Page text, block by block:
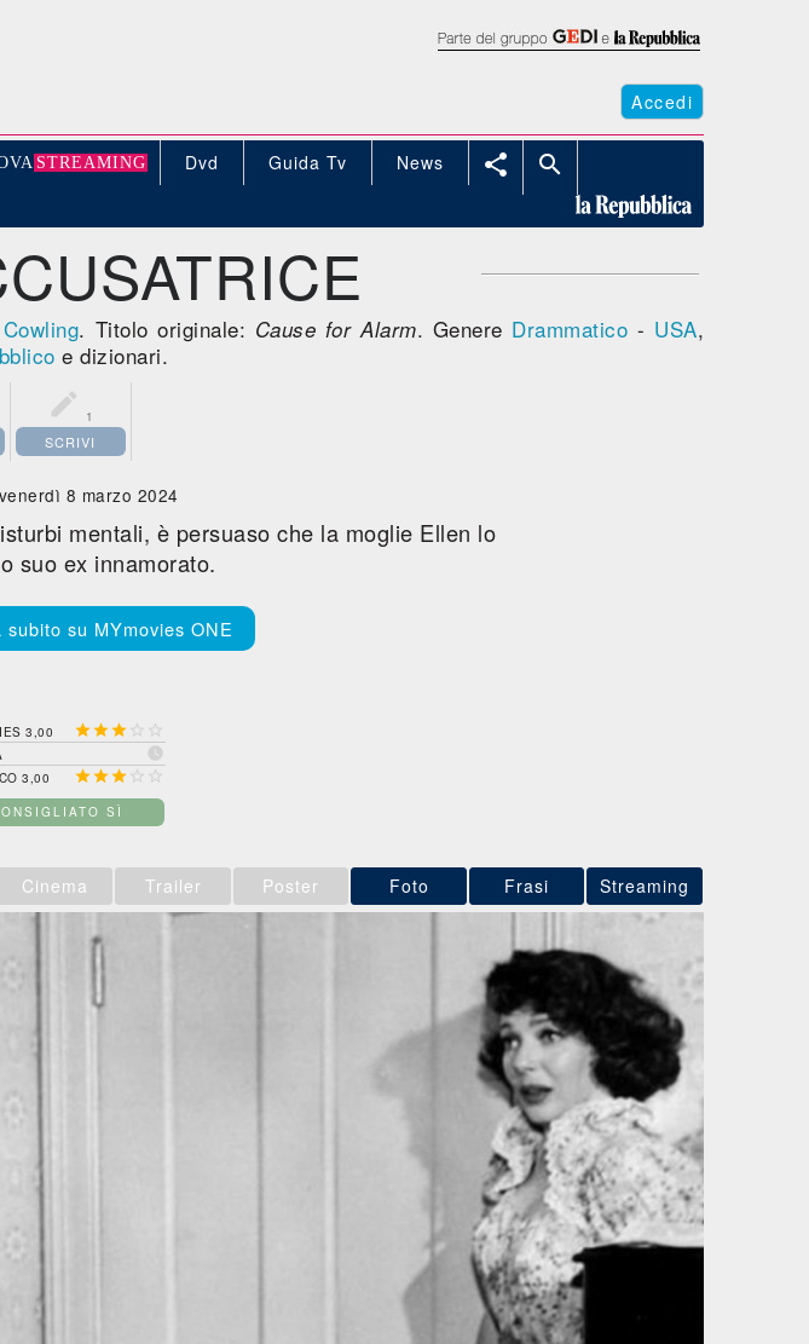
Accedi
A STREAMING Dvd Guida Tv News  
. Titolo originale: Cause for Alarm. Genere Drammatico - USA,
e dizionari.
 1
SCRIVI
8 marzo 2024
mentali, è persuaso che la moglie Ellen lo
suo ex innamorato.
subito su MYmovies ONE
3,00   

3,00   
SÌ
Cinema Trailer Poster Foto Frasi Streaming